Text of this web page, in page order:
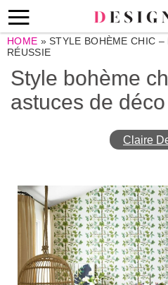
HOME »STYLE BOHÈME CHIC –
RÉUSSIE
Style bohème
astuces de
Claire